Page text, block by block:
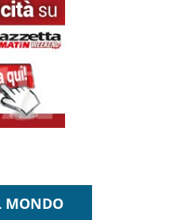
MONDO